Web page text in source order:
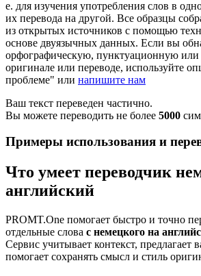
е. для изучения употребления слов в
их перевода на другой. Все образцы
из открытых источников с помощью
основе двуязычных данных. Если вы
орфографическую, пунктуационную
оригинале или переводе, используйте
проблеме" или напишите нам
Ваш текст переведен частично.
Вы можете переводить не более 5000
Примеры использования и
Что умеет переводчик
английский
PROMT.One помогает быстро и точно
отдельные слова с немецкого на
Сервис учитывает контекст, предлагает
помогает сохранять смысл и стиль